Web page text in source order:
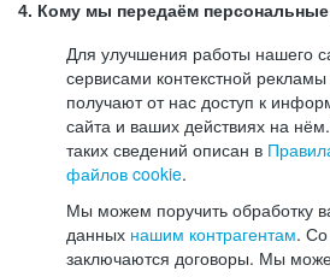
4. Кому мы передаём
Для улучшения работы нашего
сервисами контекстной
получают от нас доступ к
сайта и ваших действиях на
таких сведений описан в
файлов cookie.
Мы можем поручить обработку
данных нашим контрагентам. Со
заключаются договоры. Мы